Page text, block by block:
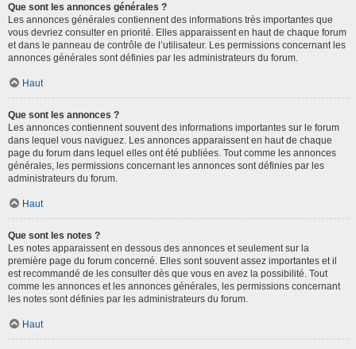
Que sont les annonces générales ?
Les annonces générales contiennent des informations très importantes que
vous devriez consulter en priorité. Elles apparaissent en haut de chaque forum
et dans le panneau de contrôle de l’utilisateur. Les permissions concernant les
annonces générales sont définies par les administrateurs du forum.
Haut
Que sont les annonces ?
Les annonces contiennent souvent des informations importantes sur le forum
dans lequel vous naviguez. Les annonces apparaissent en haut de chaque
page du forum dans lequel elles ont été publiées. Tout comme les annonces
générales, les permissions concernant les annonces sont définies par les
administrateurs du forum.
Haut
Que sont les notes ?
Les notes apparaissent en dessous des annonces et seulement sur la
première page du forum concerné. Elles sont souvent assez importantes et il
est recommandé de les consulter dès que vous en avez la possibilité. Tout
comme les annonces et les annonces générales, les permissions concernant
les notes sont définies par les administrateurs du forum.
Haut